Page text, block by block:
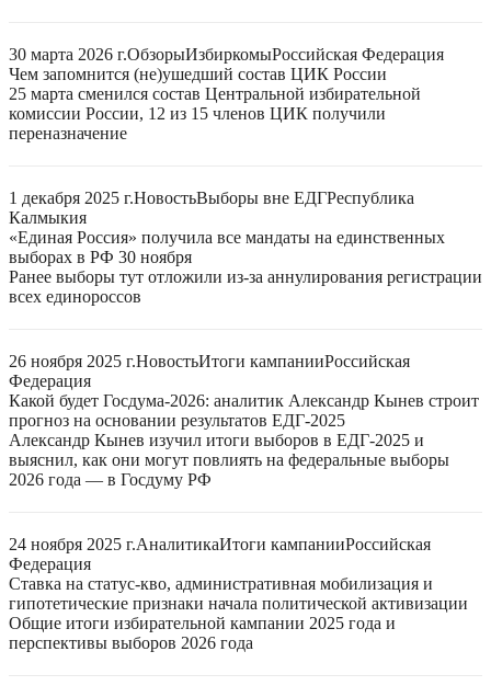
30 марта 2026 г.ОбзорыИзбиркомыРоссийская Федерация
Чем запомнится (не)ушедший состав ЦИК России
25 марта сменился состав Центральной избирательной
комиссии России, 12 из 15 членов ЦИК получили
переназначение
1 декабря 2025 г.НовостьВыборы вне ЕДГРеспублика
Калмыкия
«Единая Россия» получила все мандаты на единственных
выборах в РФ 30 ноября
Ранее выборы тут отложили из-за аннулирования регистрации
всех единороссов
26 ноября 2025 г.НовостьИтоги кампанииРоссийская
Федерация
Какой будет Госдума-2026: аналитик Александр Кынев строит
прогноз на основании результатов ЕДГ-2025
Александр Кынев изучил итоги выборов в ЕДГ-2025 и
выяснил, как они могут повлиять на федеральные выборы
2026 года — в Госдуму РФ
24 ноября 2025 г.АналитикаИтоги кампанииРоссийская
Федерация
Ставка на статус-кво, административная мобилизация и
гипотетические признаки начала политической активизации
Общие итоги избирательной кампании 2025 года и
перспективы выборов 2026 года